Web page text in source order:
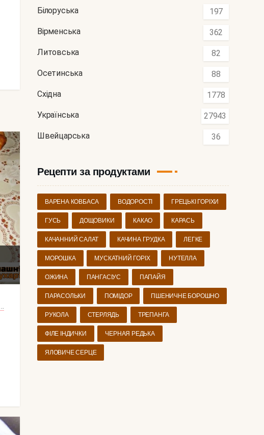
Білоруська 197
Вірменська 362
Литовська 82
Осетинська 88
Східна 1778
Українська 27943
Швейцарська 36
Рецепти за продуктами
ВАРЕНА КОВБАСА ВОДОРОСТІ ГРЕЦЬКІ ГОРІХИ
ГУСЬ ДОЩОВИКИ КАКАО КАРАСЬ
КАЧАННИЙ САЛАТ КАЧИНА ГРУДКА ЛЕГКЕ
МОРОШКА МУСКАТНИЙ ГОРІХ НУТЕЛЛА
ОЖИНА ПАНГАСІУС ПАПАЙЯ
ПАРАСОЛЬКИ ПОМІДОР ПШЕНИЧНЕ БОРОШНО
РУКОЛА СТЕРЛЯДЬ ТРЕПАНГА
ФІЛЕ ІНДИЧКИ ЧЕРНАЯ РЕДЬКА
ЯЛОВИЧЕ СЕРЦЕ